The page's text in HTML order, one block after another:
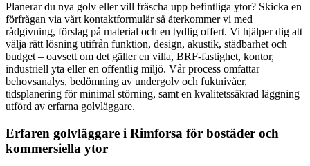
Planerar du nya golv eller vill fräscha upp befintliga ytor? Skicka en
förfrågan via vårt kontaktformulär så återkommer vi med
rådgivning, förslag på material och en tydlig offert. Vi hjälper dig att
välja rätt lösning utifrån funktion, design, akustik, städbarhet och
budget – oavsett om det gäller en villa, BRF-fastighet, kontor,
industriell yta eller en offentlig miljö. Vår process omfattar
behovsanalys, bedömning av undergolv och fuktnivåer,
tidsplanering för minimal störning, samt en kvalitetssäkrad läggning
utförd av erfarna golvläggare.
Erfaren golvläggare i Rimforsa för bostäder och
kommersiella ytor